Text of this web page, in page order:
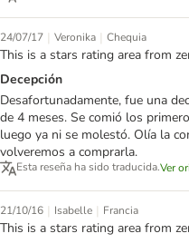
24/07/17 | Veronika | Chequia
This is a stars rating area from
Decepción
Desafortunadamente, fue una
de 4 meses. Se comió los
luego ya ni se molestó. Olía la
volveremos a comprarla.
Esta reseña ha sido traducida.Ver
21/10/16 | Isabelle | Francia
This is a stars rating area from